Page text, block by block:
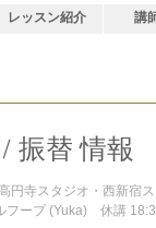
レッスン紹介 講
振替 情報
スタジオとも休館 1/4(土) 高円寺スタ
ープ (Yuka) 休講